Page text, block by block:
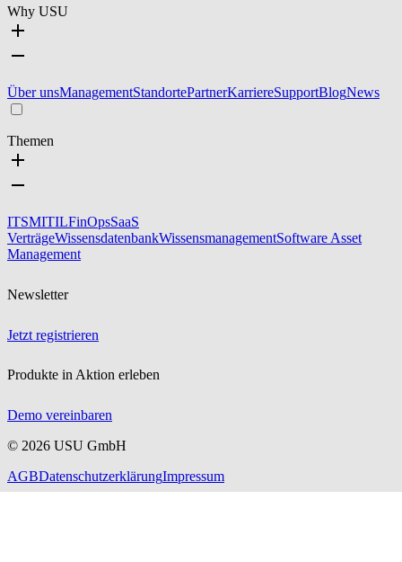
Why USU
Über unsManagementStandortePartnerKarriereSupportBlogNews
Themen
ITSMITILFinOpsSaaS
VerträgeWissensdatenbankWissensmanagementSoftware Asset
Management
Newsletter
Jetzt registrieren
Produkte in Aktion erleben
Demo vereinbaren
© 2026 USU GmbH
AGBDatenschutzerklärungImpressum